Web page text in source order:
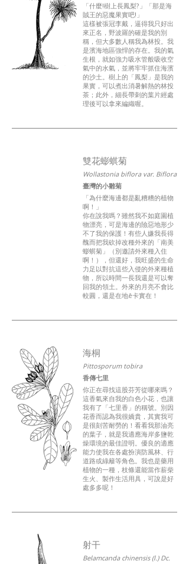
「什麼!樹上長鳳梨?」「那是海
賊王的惡魔果實吧!」
這樣被張冠李戴，逼得我只好出
來正名，野波羅的確是我的別
稱，但大多數人稱我為林投。我
是濱海地區強悍的存在。我的氣
生根，就如強力吸水管般吸收空
氣中的水氣，並將牢牢抓住海濱
的沙土。樹上的「鳳梨」是我的
果實，可以煮出消暑解熱的林投
茶；此外，細長帶刺的葉片經處
理後可以拿來編織喔。
雙花蟛蜞菊
Wollastonia biflora var. Biflora
臺灣的小雛菊
「為什麼海邊都是亂糟糟的植物
啊！」
你在說我嗎？雖然我不如庭園植
物漂亮，可是海邊的險惡地形少
不了我的保護！有些人嫌我長得
醜而把我砍掉改種外來的「南美
蟛蜞菊」（別邀請外來種入住
啊！），但還好，我旺盛的生命
力足以對抗這些入侵的外來種植
物，所以時間一長我還是可以奪
回我的領土。外來的月亮不會比
較圓，還是在地ê卡實在！
海桐
Pittosporum tobira
香傳七里
你正在尋找這股芬芳從哪來嗎？
這香氣來自我的白色小花，也讓
我有了「七里香」的稱號。別因
花香而認為我很嬌貴，其實我可
是很刻苦耐勞的！看看我那油亮
的葉子，就是我適應海岸多鹽乾
燥環境的最佳證明。優良的適應
能力使我在各處扮演防風林、行
道路或綠籬等角色。我也是藥用
植物的一種，枝條還能當作薪柴
生火、製作生活用具，可說是好
處多多呢！
射干
Belamcanda chinensis (l.) Dc.